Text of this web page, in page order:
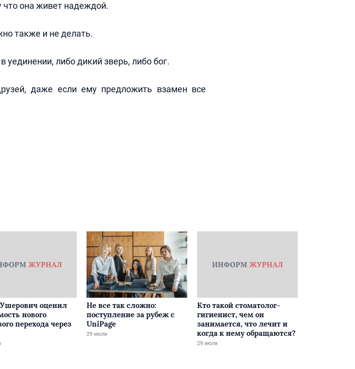
она живет надеждой.
также и не делать.
уединении, либо дикий зверь, либо бог.
даже если ему предложить взамен все
оценил
нового
перехода через
Не все так сложно:
поступление за рубеж с
UniPage
29 июля
Кто такой стоматолог-
гигиенист, чем он
занимается, что лечит и
когда к нему обращаются?
29 июля